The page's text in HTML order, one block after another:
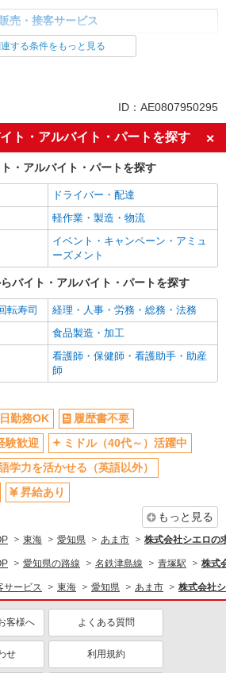
販売・接客サービス
ボーナス・賞与あり
交通費支給
社員登用あり
する条件をもっと見る
ID：AE0807950295
ト・アルバイト・パートを探す
・アルバイト・パートを探す
ドライバー・配達
軽作業・製造・物流
イベント・キャンペーン・アミュ
ーズメント
バイト・アルバイト・パートを探す
転寿司
経理・人事・労務・総務・法務
食品製造・加工
看護師・保健師・看護助手・助産
師
勤務OK
履歴書不要
験歓迎
ミドル（40代～）活躍中
学力を活かせる（英語以外）
昇給あり
もっと見る
東海 愛知県 あま市 株式会社シエロの
愛知県の路線 名鉄津島線 青塚駅 株式
サービス 東海 愛知県 あま市 株式会社
客様へ よくある質問
せ 利用規約